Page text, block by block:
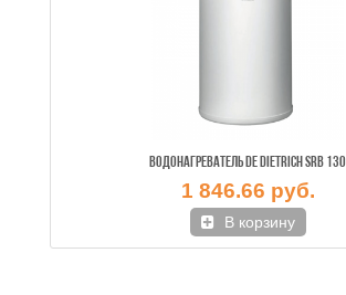
ВОДОНАГРЕВАТЕЛЬ DE DIETRICH SRB 130
1 846.66 руб.
В корзину